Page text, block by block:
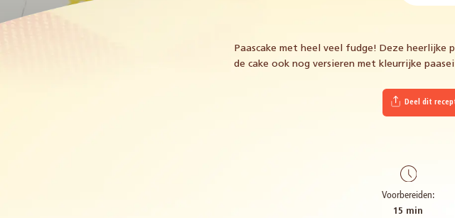
Paascake met heel veel fudge! Deze
de cake ook nog versieren met kleurrijke
Deel dit
Voorbereiden:
15 min